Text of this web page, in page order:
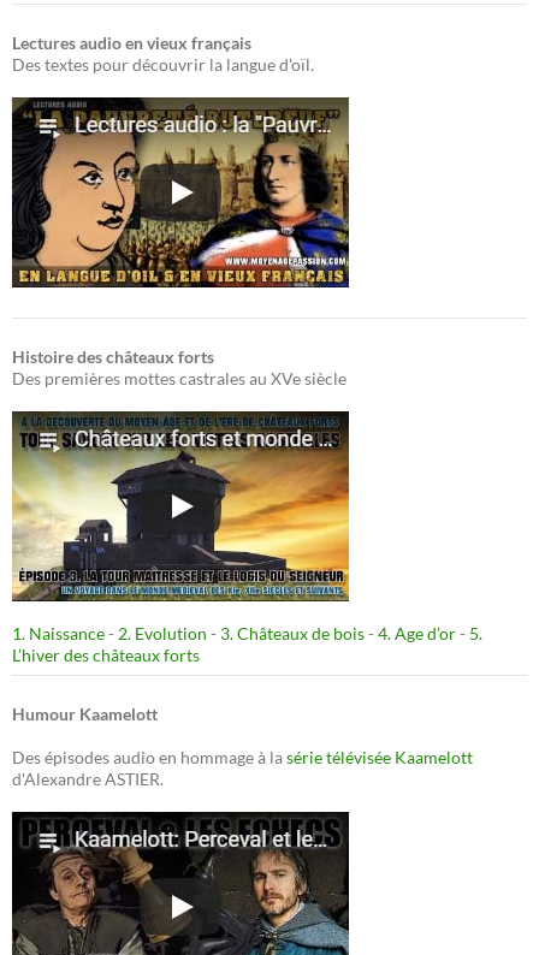
Lectures audio en vieux français
Des textes pour découvrir la langue d'oïl.
Histoire des châteaux forts
Des premières mottes castrales au XVe siècle
1. Naissance- 2. Evolution - 3. Châteaux de bois- 4. Age d’or- 5.
L’hiver des châteaux forts
Humour Kaamelott
Des épisodes audio en hommage à lasérie télévisée Kaamelott
d'Alexandre ASTIER.